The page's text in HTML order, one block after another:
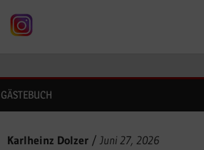
GÄSTEBUCH
Karlheinz Dolzer / Juni 27, 2026